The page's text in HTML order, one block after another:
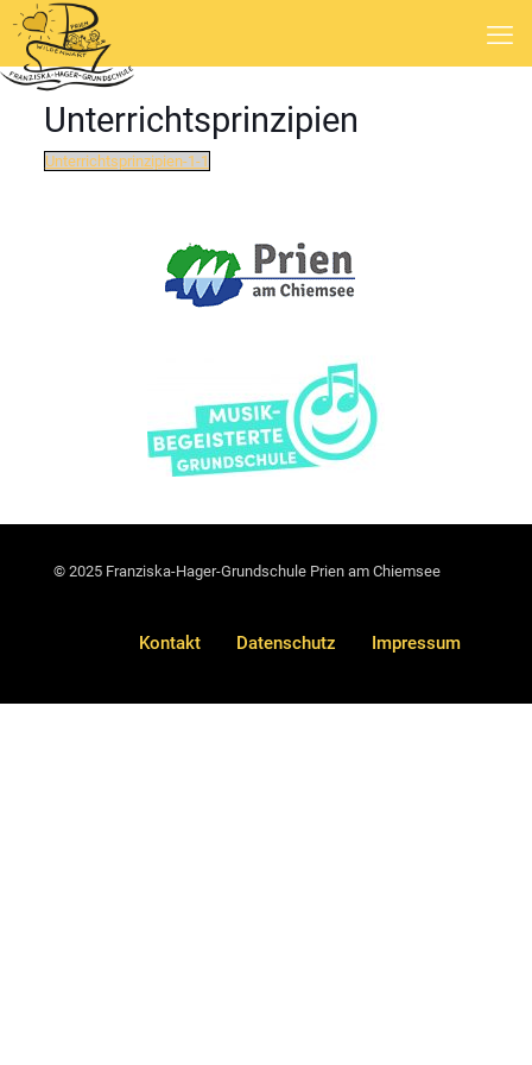
Unterrichtsprinzipien
Unterrichtsprinzipien-1-1
© 2025 Franziska-Hager-Grundschule Prien am Chiemsee
Kontakt Datenschutz Impressum